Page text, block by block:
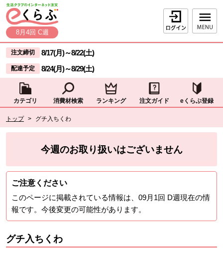
ページの先頭です。
本文へジャンプする。
8月4回 C週
ログイン
ここからサイト内共通メニューです。
サイト内共通メニューをスキップする
注文締切 8/17(月)～8/22(土)
配達予定 8/24(月)～8/29(土)
カテゴリ 消費材検索 ランキング 注文ガイド eくらぶ登録
トップ > グチ入ちくわ
現在位置ここまで
今週のお取り扱いはございません
ご注意ください
このページに掲載されている情報は、 09月1回 D週現在の情
報です。今後変更の可能性があります。
グチ入ちくわ